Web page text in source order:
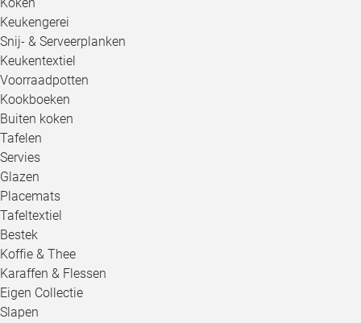
Keukengerei
Snij- & Serveerplanken
Keukentextiel
Voorraadpotten
Kookboeken
Buiten koken
Tafelen
Servies
Glazen
Placemats
Tafeltextiel
Bestek
Koffie & Thee
Karaffen & Flessen
Eigen Collectie
Slapen